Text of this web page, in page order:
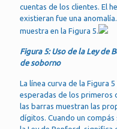
cuentas de los clientes. El
existieran fue una
muestra en la Figura 5.
Figura 5: Uso de la Ley de
de soborno
La línea curva de la Figura
esperadas de los primeros
las barras muestran las
dígitos. Cuando un